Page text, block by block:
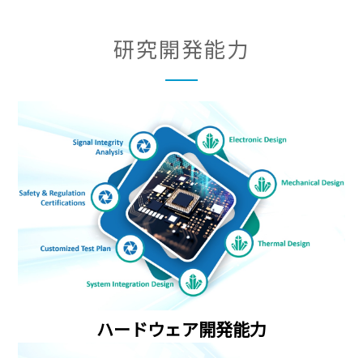
研究開発能力
ハードウェア開発能力